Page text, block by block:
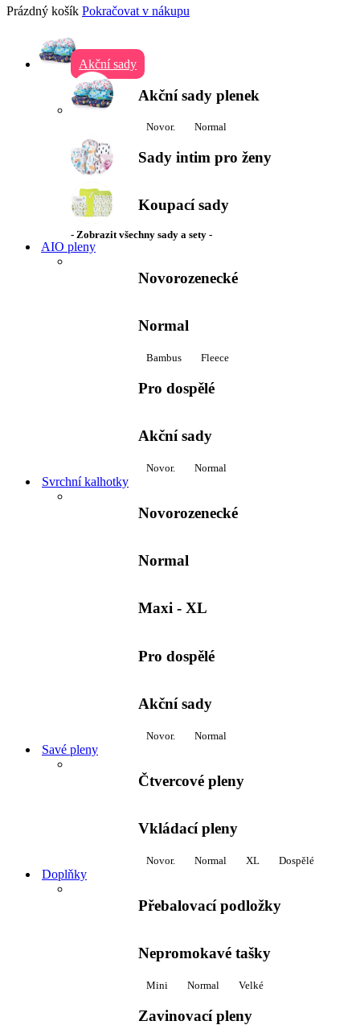
Prázdný košík Pokračovat v nákupu
Akční sady
Akční sady plenek
Novor. Normal
Sady intim pro ženy
Koupací sady
- Zobrazit všechny sady a sety -
AIO pleny
Novorozenecké
Normal
Bambus Fleece
Pro dospělé
Akční sady
Novor. Normal
Svrchní kalhotky
Novorozenecké
Normal
Maxi - XL
Pro dospělé
Akční sady
Novor. Normal
Savé pleny
Čtvercové pleny
Vkládací pleny
Novor. Normal XL Dospělé
Doplňky
Přebalovací podložky
Nepromokavé tašky
Mini Normal Velké
Zavinovací pleny